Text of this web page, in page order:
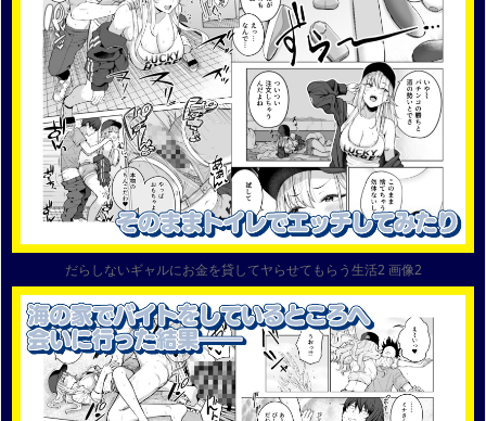
だらしないギャルにお金を貸してヤらせてもらう生活2 画像2